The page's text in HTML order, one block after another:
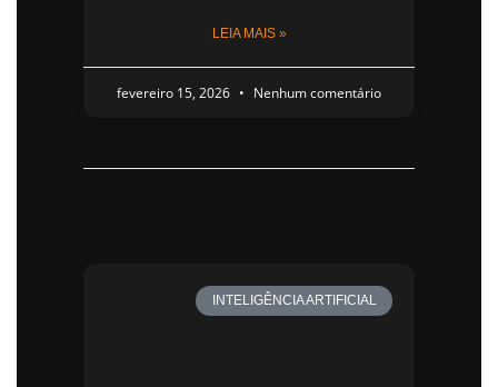
LEIA MAIS »
fevereiro 15, 2026 Nenhum comentário
INTELIGÊNCIA ARTIFICIAL